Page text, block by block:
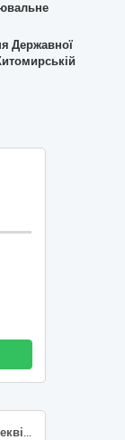
Державної
Зарядна станція Ecoflow Delta Pro 3, або еквівалент, характеристики якого повністю відповідають або перевищують встановлені вимоги